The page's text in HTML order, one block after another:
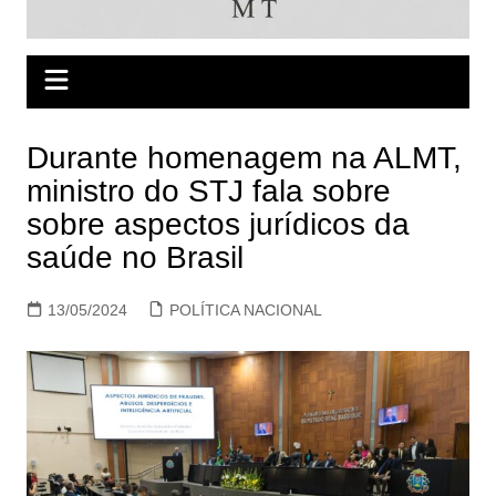
Durante homenagem na ALMT,
ministro do STJ fala sobre
sobre aspectos jurídicos da
saúde no Brasil
13/05/2024 POLÍTICA NACIONAL